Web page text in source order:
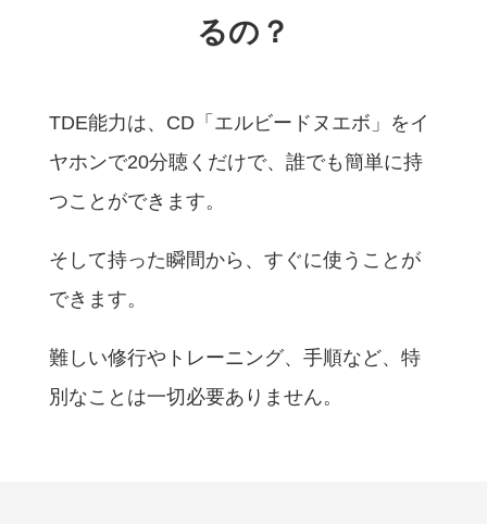
るの？
TDE能力は、CD「エルビードヌエボ」をイ
ヤホンで20分聴くだけで、誰でも簡単に持
つことができます。
そして持った瞬間から、すぐに使うことが
できます。
難しい修行やトレーニング、手順など、特
別なことは一切必要ありません。